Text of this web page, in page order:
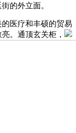
的外立面。
医疗和丰硕的贸易
。通顶玄关柜，